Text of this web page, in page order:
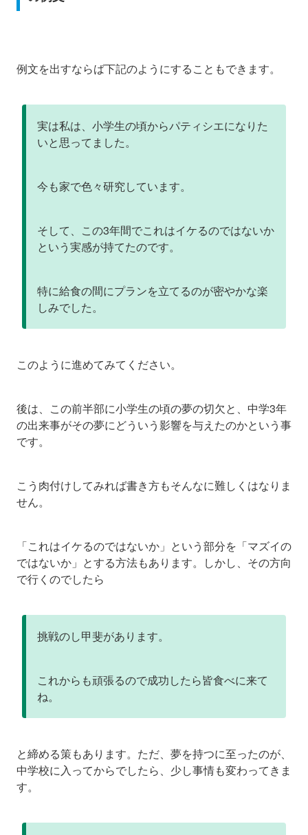
例文を出すならば下記のようにすることもできます。
実は私は、小学生の頃からパティシエになりた
いと思ってました。
今も家で色々研究しています。
そして、この3年間でこれはイケるのではないか
という実感が持てたのです。
特に給食の間にプランを立てるのが密やかな楽
しみでした。
このように進めてみてください。
後は、この前半部に小学生の頃の夢の切欠と、中学3年
の出来事がその夢にどういう影響を与えたのかという事
です。
こう肉付けしてみれば書き方もそんなに難しくはなりま
せん。
「これはイケるのではないか」という部分を「マズイの
ではないか」とする方法もあります。しかし、その方向
で行くのでしたら
挑戦のし甲斐があります。
これからも頑張るので成功したら皆食べに来て
ね。
と締める策もあります。ただ、夢を持つに至ったのが、
中学校に入ってからでしたら、少し事情も変わってきま
す。